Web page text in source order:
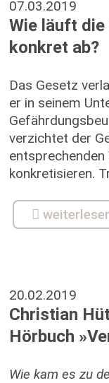
07.03.2019
Wie läuft
konkret ab?
Das Gesetz
er in seinem
verzichtet der
konkretisieren.
20.02.2019
Christian
Hörbuch
Wie kam es zu